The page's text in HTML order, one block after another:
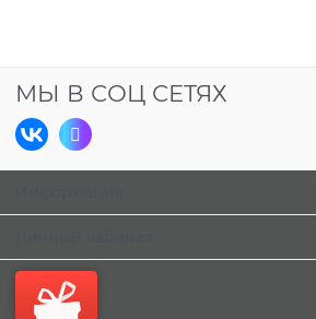
МЫ В СОЦ СЕТЯХ